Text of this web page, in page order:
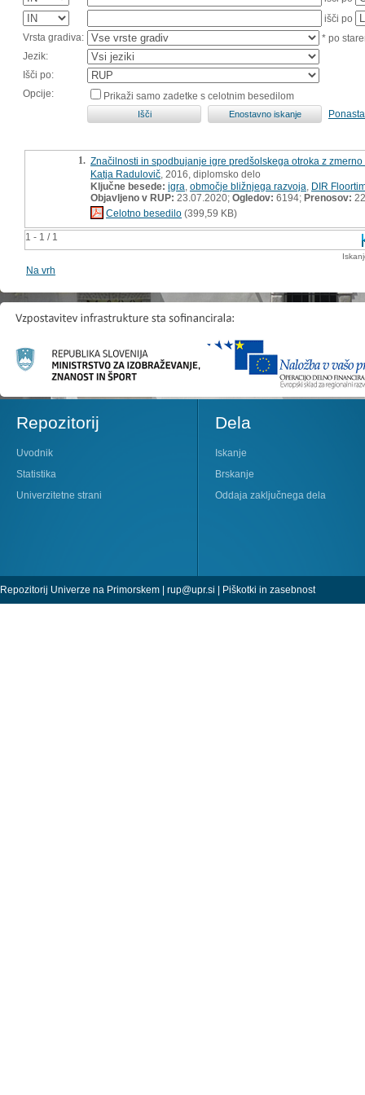
išči po
Vrsta gradiva:
* po
Jezik:
Išči po:
Opcije:
Prikaži samo zadetke s celotnim besedilom
1 - 1 / 1
1. Značilnosti in spodbujanje igre predšolskega otroka z
Katja Radulovič , 2016, diplomsko delo
Ključne besede: igra območje bližnjega razvoja DIR
Objavljeno v RUP: 23.07.2020; Ogledov: 6194; Prenosov:
Celotno besedilo (399,59 KB)
Na vrh
Repozitorij
Uvodnik
Statistika
Univerzitetne strani
Dela
Iskanje
Brskanje
Oddaja zaključnega dela
Repozitorij Univerze na Primorskem | rup@upr.si | Piškotki in zasebnost